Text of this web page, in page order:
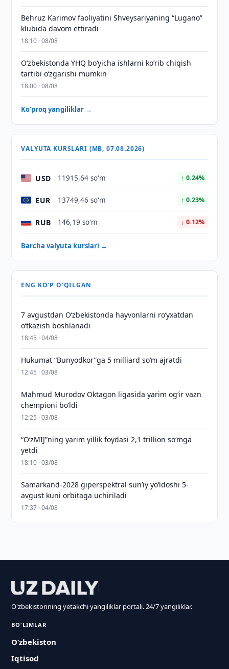
Behruz Karimov faoliyatini Shveysariyaning “Lugano”
klubida davom ettiradi
18:10 · 08/08
O‘zbekistonda YHQ bo‘yicha ishlarni ko‘rib chiqish
tartibi o‘zgarishi mumkin
18:00 · 08/08
Ko'proq yangiliklar →
VALYUTA KURSLARI (MB, 07.08.2026)
USD 11915,64 so'm ↑ 0.24%
EUR 13749,46 so'm ↑ 0.23%
RUB 146,19 so'm ↓ 0.12%
Barcha valyuta kurslari →
ENG KO'P O'QILGAN
7 avgustdan O‘zbekistonda hayvonlarni ro‘yxatdan
o‘tkazish boshlanadi
18:45 · 04/08
Hukumat “Bunyodkor”ga 5 milliard so‘m ajratdi
12:45 · 03/08
Mahmud Murodov Oktagon ligasida yarim og‘ir vazn
chempioni bo‘ldi
12:25 · 03/08
“O‘zMIJ”ning yarim yillik foydasi 2,1 trillion so‘mga
yetdi
18:10 · 03/08
Samarkand-2028 giperspektral sun’iy yo‘ldoshi 5-
avgust kuni orbitaga uchiriladi
17:37 · 04/08
O'zbekistonning yetakchi yangiliklar portali. 24/7 yangiliklar.
BO'LIMLAR
O‘zbekiston
Iqtisod